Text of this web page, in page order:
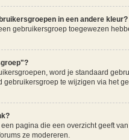
in een andere kleur?
gebruikersgroep toegewezen
word je standaard
gebruikersgroep te wijzigen via het
pagina die een overzicht geeft
ze modereren.